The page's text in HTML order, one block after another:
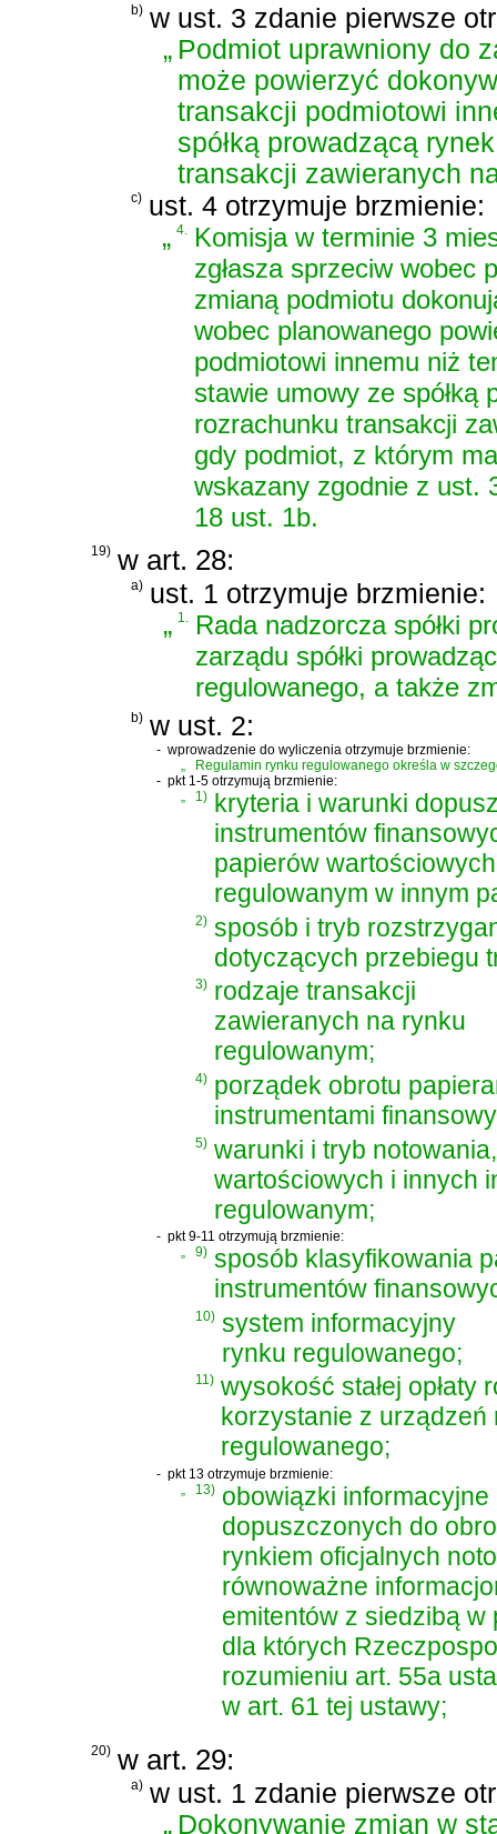
b) w ust. 3 zdanie pierwsze
„ Podmiot uprawniony do
może powierzyć
transakcji podmiotowi
spółką prowadzącą
transakcji zawieranych
c) ust. 4 otrzymuje brzmienie:
„4.
Komisja w terminie 3
zgłasza sprzeciw wobec
zmianą podmiotu
wobec planowanego
podmiotowi innemu niż
stawie umowy ze spółką
rozrachunku transakcji
gdy podmiot, z którym
wskazany zgodnie z ust.
18 ust. 1b.
19) w art. 28:
a) ust. 1 otrzymuje brzmienie:
„1. Rada nadzorcza spółki
zarządu spółki
regulowanego, a także
b) w ust. 2:
- wprowadzenie do wyliczenia otrzymuje brzmienie:
„
Regulamin rynku regulowanego określa w
- pkt 1-5 otrzymują brzmienie:
„
1)
kryteria i warunki
instrumentów
papierów
regulowanym w innym
2) sposób i tryb
dotyczących przebiegu
3) rodzaje transakcji
zawieranych na rynku
regulowanym;
4) porządek obrotu
instrumentami
5) warunki i tryb
wartościowych i innych
regulowanym;
- pkt 9-11 otrzymują brzmienie:
„
9) sposób klasyfikowania
instrumentów
10) system informacyjny
rynku regulowanego;
11) wysokość stałej opłaty
korzystanie z urządzeń
regulowanego;
- pkt 13 otrzymuje brzmienie:
„
13) obowiązki
dopuszczonych do
rynkiem oficjalnych
równoważne
emitentów z siedzibą w
dla których
rozumieniu art. 55a
w art. 61 tej ustawy;
20) w art. 29:
a) w ust. 1 zdanie pierwsze
„ Dokonywanie zmian w